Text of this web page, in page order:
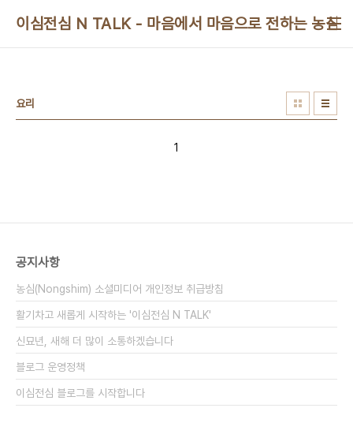
이심전심 N TALK - 마음에서 마음으로 전하는 농심
요리
1
공지사항
농심(Nongshim) 소셜미디어 개인정보 취급방침
활기차고 새롭게 시작하는 '이심전심 N TALK'
신묘년, 새해 더 많이 소통하겠습니다
블로그 운영정책
이심전심 블로그를 시작합니다